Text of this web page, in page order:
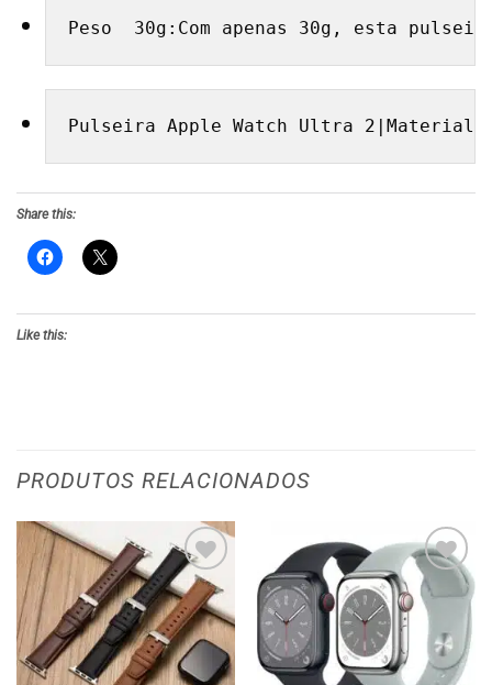
Peso  30g:Com apenas 30g, esta
Pulseira Apple Watch Ultra 2|Material
Share this:
Like this:
PRODUTOS RELACIONADOS
Adicionar
aos meus
desejos
Adicionar
aos meus
desejos